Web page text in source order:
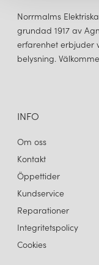
Norrmalms
grundad 1917 av
erfarenhet erbjuder
belysning.
INFO
Om oss
Kontakt
Öppettider
Kundservice
Reparationer
Integritetspolicy
Cookies